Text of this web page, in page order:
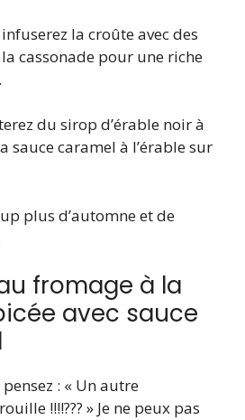
la croûte avec des
cassonade pour une riche
du sirop d’érable noir à
sauce caramel à l’érable sur
plus d’automne et de
fromage à la
avec sauce
pensez : « Un autre
!!!!??? » Je ne peux pas